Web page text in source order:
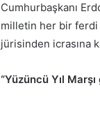
Cumhurbaşkanı
milletin her bir ferdi
jürisinden icrasına
“Yüzüncü Yıl